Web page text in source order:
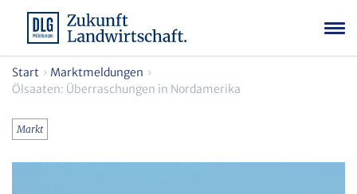
Start
Marktmeldungen
Ölsaaten: Überraschungen in Nordamerika
Markt